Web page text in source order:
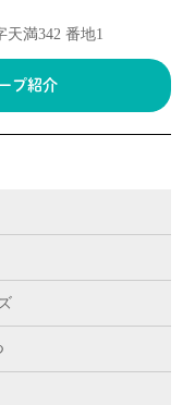
天満342 番地1
プ紹介